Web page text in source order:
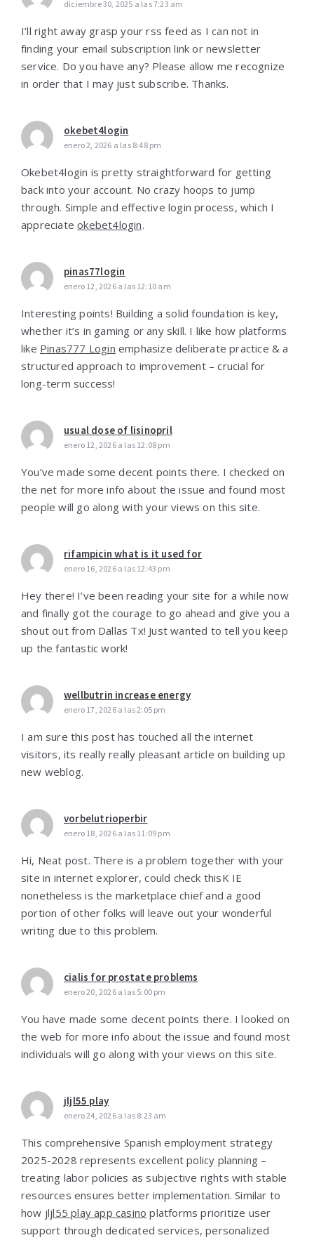
diciembre 30, 2025 a las 7:23 am
I’ll right away grasp your rss feed as I can not in
finding your email subscription link or newsletter
service. Do you have any? Please allow me recognize
in order that I may just subscribe. Thanks.
okebet4login
enero 2, 2026 a las 8:48 pm
Okebet4login is pretty straightforward for getting
back into your account. No crazy hoops to jump
through. Simple and effective login process, which I
appreciateokebet4login.
pinas77login
enero 12, 2026 a las 12:10 am
Interesting points! Building a solid foundation is key,
whether it’s in gaming or any skill. I like how platforms
like Pinas777 Login emphasize deliberate practice & a
structured approach to improvement – crucial for
long-term success!
usual dose of lisinopril
enero 12, 2026 a las 12:08 pm
You’ve made some decent points there. I checked on
the net for more info about the issue and found most
people will go along with your views on this site.
rifampicin what is it used for
enero 16, 2026 a las 12:43 pm
Hey there! I’ve been reading your site for a while now
and finally got the courage to go ahead and give you a
shout out from Dallas Tx! Just wanted to tell you keep
up the fantastic work!
wellbutrin increase energy
enero 17, 2026 a las 2:05 pm
I am sure this post has touched all the internet
visitors, its really really pleasant article on building up
new weblog.
vorbelutrioperbir
enero 18, 2026 a las 11:09 pm
Hi, Neat post. There is a problem together with your
site in internet explorer, could check thisK IE
nonetheless is the marketplace chief and a good
portion of other folks will leave out your wonderful
writing due to this problem.
cialis for prostate problems
enero 20, 2026 a las 5:00 pm
You have made some decent points there. I looked on
the web for more info about the issue and found most
individuals will go along with your views on this site.
jljl55 play
enero 24, 2026 a las 8:23 am
This comprehensive Spanish employment strategy
2025-2028 represents excellent policy planning –
treating labor policies as subjective rights with stable
resources ensures better implementation. Similar to
how jljl55 play app casino platforms prioritize user
support through dedicated services, personalized